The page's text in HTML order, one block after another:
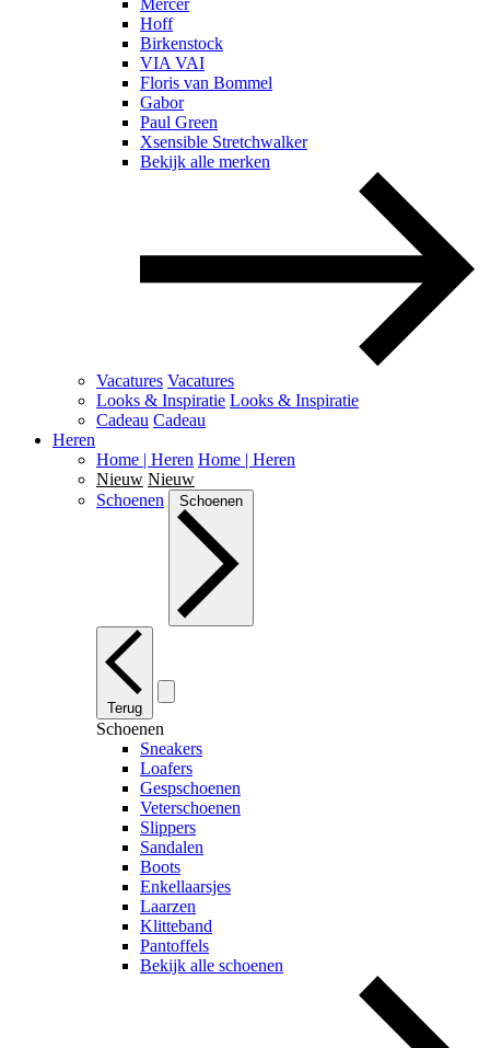
Mercer
Hoff
Birkenstock
VIA VAI
Floris van Bommel
Gabor
Paul Green
Xsensible Stretchwalker
Bekijk alle merken
Vacatures Vacatures
Looks & Inspiratie Looks & Inspiratie
Cadeau Cadeau
Heren
Home | Heren Home | Heren
Nieuw Nieuw
Schoenen
Schoenen
Terug
Schoenen
Sneakers
Loafers
Gespschoenen
Veterschoenen
Slippers
Sandalen
Boots
Enkellaarsjes
Laarzen
Klitteband
Pantoffels
Bekijk alle schoenen